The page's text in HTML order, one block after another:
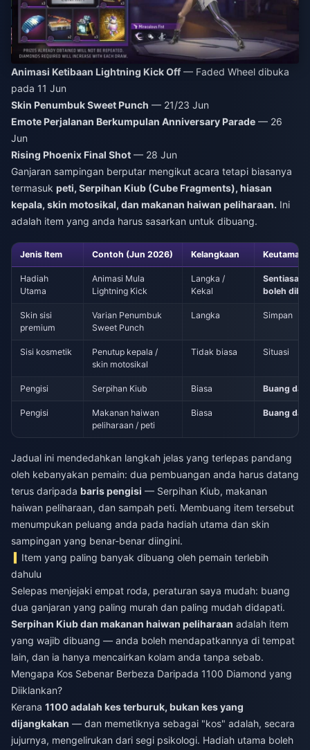
Animasi Ketibaan Lightning Kick Off — Faded Wheel dibuka
pada 11 Jun
Skin Penumbuk Sweet Punch — 21/23 Jun
Emote Perjalanan Berkumpulan Anniversary Parade — 26
Jun
Rising Phoenix Final Shot — 28 Jun
Ganjaran sampingan berputar mengikut acara tetapi biasanya
termasuk peti, Serpihan Kiub (Cube Fragments), hiasan
kepala, skin motosikal, dan makanan haiwan peliharaan. Ini
adalah item yang anda harus sasarkan untuk dibuang.
Jenis Item Contoh (Jun 2026) Kelangkaan
Hadiah
Utama
Animasi Mula
Lightning Kick
Langka /
Kekal
Sentiasa
boleh
Skin sisi
premium
Varian Penumbuk
Sweet Punch
Langka Simpan
Sisi kosmetik
Penutup kepala /
skin motosikal
Tidak biasa Situasi
Pengisi Serpihan Kiub Biasa Buang
Pengisi
Makanan haiwan
peliharaan / peti
Biasa Buang
Jadual ini mendedahkan langkah jelas yang terlepas pandang
oleh kebanyakan pemain: dua pembuangan anda harus datang
terus daripada baris pengisi — Serpihan Kiub, makanan
haiwan peliharaan, dan sampah peti. Membuang item tersebut
menumpukan peluang anda pada hadiah utama dan skin
sampingan yang benar-benar diingini.
Item yang paling banyak dibuang oleh pemain terlebih
dahulu
Selepas menjejaki empat roda, peraturan saya mudah: buang
dua ganjaran yang paling murah dan paling mudah didapati.
Serpihan Kiub dan makanan haiwan peliharaan adalah item
yang wajib dibuang — anda boleh mendapatkannya di tempat
lain, dan ia hanya mencairkan kolam anda tanpa sebab.
Mengapa Kos Sebenar Berbeza Daripada 1100 Diamond yang
Diiklankan?
Kerana 1100 adalah kes terburuk, bukan kes yang
dijangkakan — dan memetiknya sebagai "kos" adalah, secara
jujurnya, mengelirukan dari segi psikologi. Hadiah utama boleh